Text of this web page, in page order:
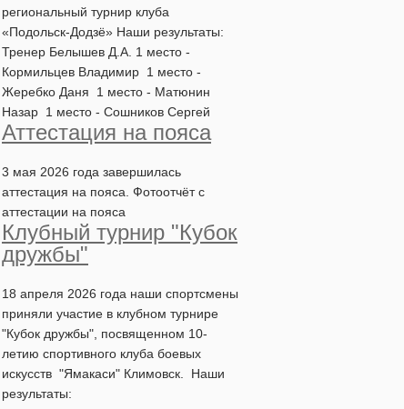
региональный турнир клуба
«Подольск-Додзё» Наши результаты:
Тренер Белышев Д.А. 1 место -
Кормильцев Владимир 1 место -
Жеребко Даня 1 место - Матюнин
Назар 1 место - Сошников Сергей
Аттестация на пояса
3 мая 2026 года завершилась
аттестация на пояса. Фотоотчёт с
аттестации на пояса
Клубный турнир "Кубок
дружбы"
18 апреля 2026 года наши спортсмены
приняли участие в клубном турнире
"Кубок дружбы", посвященном 10-
летию спортивного клуба боевых
искусств "Ямакаси" Климовск. Наши
результаты: